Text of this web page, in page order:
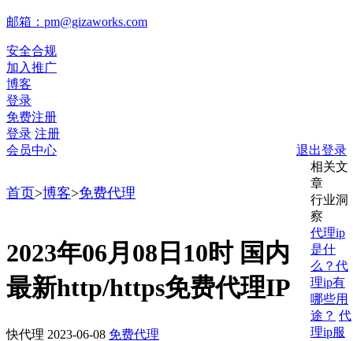
邮箱：pm@gizaworks.com
安全合规
加入推广
博客
登录
免费注册
登录 注册
会员中心
退出登录
首页>博客>免费代理
2023年06月08日10时 国内
最新http/https免费代理IP
快代理 2023-06-08 免费代理
相关文
章
行业洞
察
代理ip
是什
么？代
理ip有
哪些用
途？ 代
理ip服